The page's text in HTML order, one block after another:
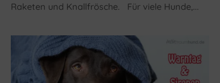
Raketen und Knallfrösche. Für viele Hunde,...